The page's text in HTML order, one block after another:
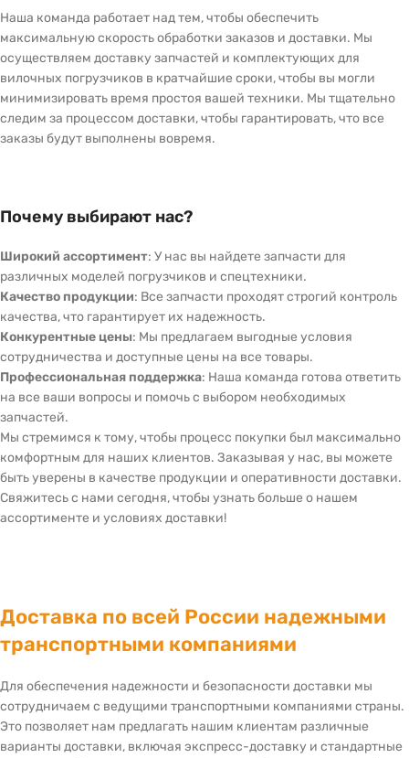
Наша команда работает над тем, чтобы обеспечить
максимальную скорость обработки заказов и доставки. Мы
осуществляем доставку запчастей и комплектующих для
вилочных погрузчиков в кратчайшие сроки, чтобы вы могли
минимизировать время простоя вашей техники. Мы тщательно
следим за процессом доставки, чтобы гарантировать, что все
заказы будут выполнены вовремя.
Почему выбирают нас?
Широкий ассортимент: У нас вы найдете запчасти для
различных моделей погрузчиков и спецтехники.
Качество продукции: Все запчасти проходят строгий контроль
качества, что гарантирует их надежность.
Конкурентные цены: Мы предлагаем выгодные условия
сотрудничества и доступные цены на все товары.
Профессиональная поддержка: Наша команда готова ответить
на все ваши вопросы и помочь с выбором необходимых
запчастей.
Мы стремимся к тому, чтобы процесс покупки был максимально
комфортным для наших клиентов. Заказывая у нас, вы можете
быть уверены в качестве продукции и оперативности доставки.
Свяжитесь с нами сегодня, чтобы узнать больше о нашем
ассортименте и условиях доставки!
Доставка по всей России надежными
транспортными компаниями
Для обеспечения надежности и безопасности доставки мы
сотрудничаем с ведущими транспортными компаниями страны.
Это позволяет нам предлагать нашим клиентам различные
варианты доставки, включая экспресс-доставку и стандартные